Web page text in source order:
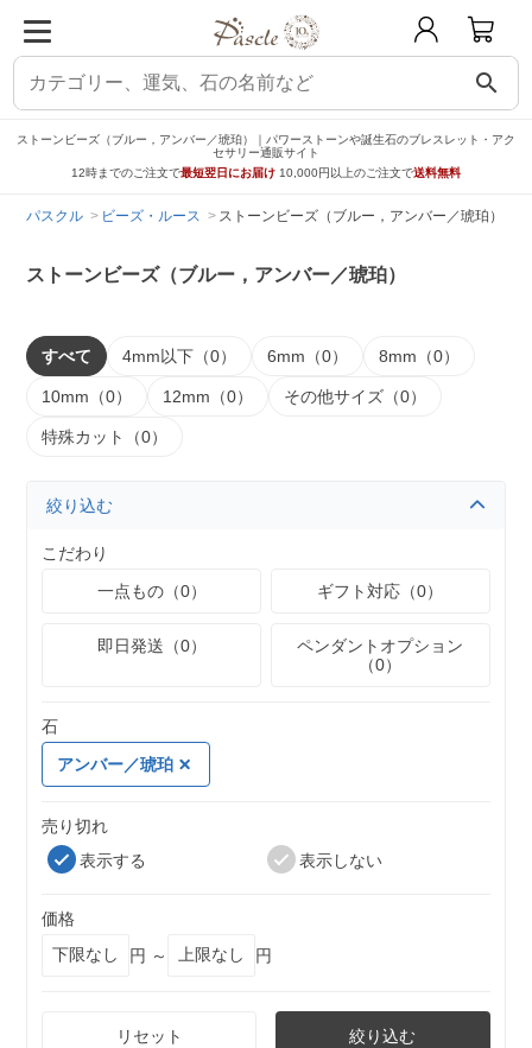
search
ストーンビーズ（ブルー，アンバー／琥珀）｜パワーストーンや誕生石のブレスレット・アク
セサリー通販サイト
12時までのご注文で最短翌日にお届け 10,000円以上のご注文で送料無料
パスクル ビーズ・ルース ストーンビーズ（ブルー，アンバー／琥珀）
ストーンビーズ（ブルー，アンバー／琥珀）
すべて 4mm以下（0） 6mm（0） 8mm（0）
10mm（0） 12mm（0） その他サイズ（0）
特殊カット（0）
絞り込む
こだわり
一点もの（0）
ギフト対応（0）
即日発送（0）
ペンダントオプション
（0）
石
アンバー／琥珀
売り切れ
表示する
表示しない
価格
円 ～
円
リセット 絞り込む